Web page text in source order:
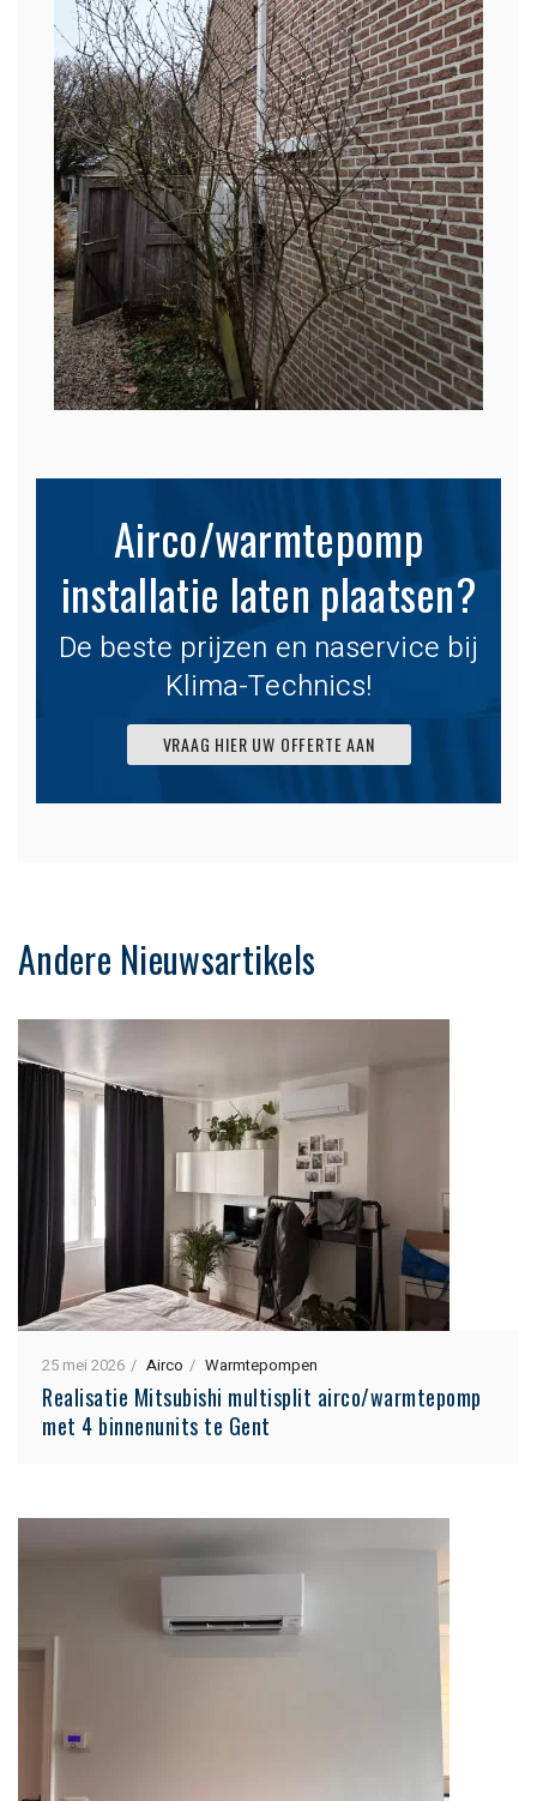
Airco/warmtepomp
installatie laten plaatsen?
De beste prijzen en naservice bij
Klima-Technics!
VRAAG HIER UW OFFERTE AAN
Andere Nieuwsartikels
25 mei 2026 Airco Warmtepompen
Realisatie Mitsubishi multisplit airco/warmtepomp
met 4 binnenunits te Gent